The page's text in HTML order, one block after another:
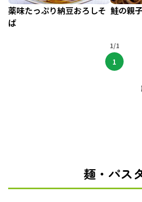
薬味たっぷり納豆おろしそ
ば
鮭の親
1/1
1
麺・パス